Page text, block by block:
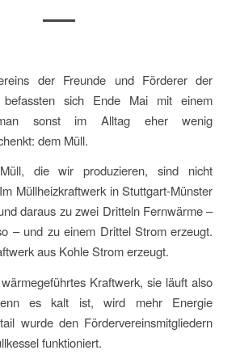
der Freunde und Förderer der
befassten sich Ende Mai mit einem
sonst im Alltag eher wenig
dem Müll.
die wir produzieren, sind nicht
Müllheizkraftwerk in Stuttgart-Münster
daraus zu zwei Dritteln Fernwärme –
– und zu einem Drittel Strom erzeugt.
aus Kohle Strom erzeugt.
Kraftwerk, sie läuft also
es kalt ist, wird mehr Energie
wurde den Fördervereinsmitgliedern
funktioniert.